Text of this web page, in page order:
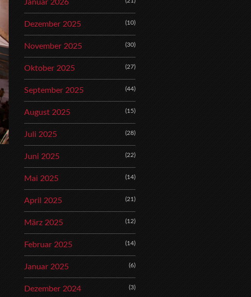
Januar 2026
Dezember 2025 (10)
November 2025 (30)
Oktober 2025 (27)
September 2025 (44)
August 2025 (15)
Juli 2025 (28)
Juni 2025 (22)
Mai 2025 (14)
April 2025 (21)
März 2025 (12)
Februar 2025 (14)
Januar 2025 (6)
Dezember 2024 (3)